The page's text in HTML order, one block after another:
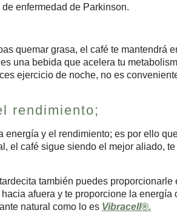
enfermedad de Parkinson.
quemar grasa, el café te mantendrá
una bebida que acelera tu
ejercicio de noche, no es
rendimiento;
energía y el rendimiento; es por ello
el café sigue siendo el mejor aliado,
también puedes proporcionarle
afuera y te proporcione la energía
natural como lo es Vibracell®.